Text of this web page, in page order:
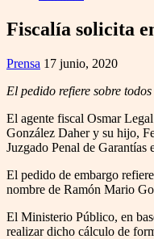
Fiscalía solicita
Prensa 17 junio, 2020
El pedido refiere sobre
El agente fiscal Osmar
González Daher y su hijo,
Juzgado Penal de Garantías
El pedido de embargo
nombre de Ramón Mario
El Ministerio Público, en
realizar dicho cálculo de